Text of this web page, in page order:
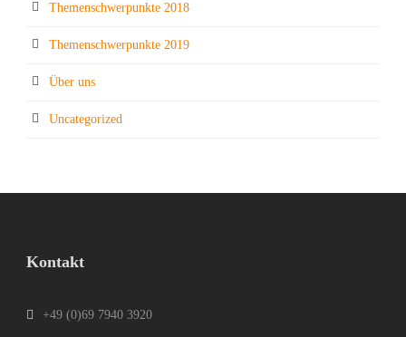
Themenschwerpunkte 2018
Themenschwerpunkte 2019
Über uns
Uncategorized
Kontakt
+49 (0)69 7940 3920